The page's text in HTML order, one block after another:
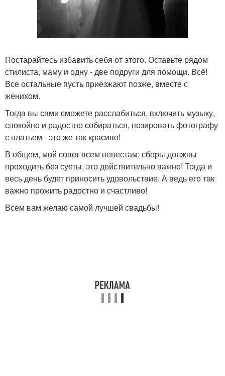
Постарайтесь избавить себя от этого. Оставьте рядом
стилиста, маму и одну - две подруги для помощи. Всё!
Все остальные пусть приезжают позже, вместе с
женихом.
Тогда вы сами сможете расслабиться, включить музыку,
спокойно и радостно собираться, позировать фотографу
с платьем - это же так красиво!
В общем, мой совет всем невестам: сборы должны
проходить без суеты, это действительно важно! Тогда и
весь день будет приносить удовольствие. А ведь его так
важно прожить радостно и счастливо!
Всем вам желаю самой лучшей свадьбы!